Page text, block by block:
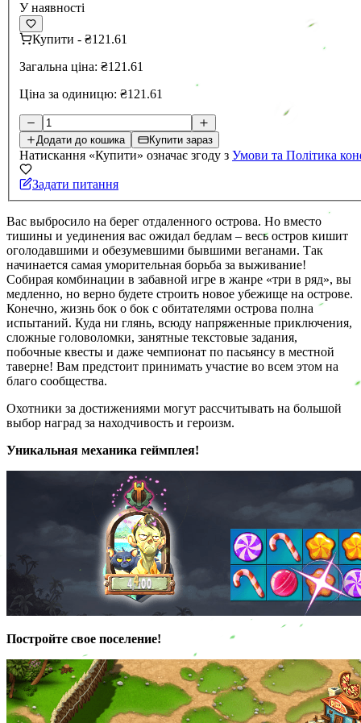
У наявності
Купити - ₴121.61
Загальна ціна: ₴121.61
Ціна за одиницю: ₴121.61
Додати до кошика Купити зараз
Натискання «Купити» означає згоду з Умови та Політика
Задати питання
Вас выбросило на берег отдаленного острова. Но вместо
тишины и уединения вас ожидал бедлам – весь остров кишит
оголодавшими и обезумевшими бывшими веганами. Так
начинается самая уморительная борьба за выживание!
Собирая комбинации в забавной игре в жанре «три в ряд», вы
медленно, но верно будете строить новое убежище на острове.
Конечно, жизнь бок о бок с обитателями острова полна
испытаний. Куда ни глянь, всюду напряженные приключения,
сложные головоломки, занятные текстовые задания,
побочные квесты и даже чемпионат по пасьянсу в местной
таверне! Вам предстоит принимать участие во всем этом на
благо сообщества.
Охотники за достижениями могут рассчитывать на большой
выбор наград за находчивость и героизм.
Уникальная механика геймплея!
Постройте свое поселение!